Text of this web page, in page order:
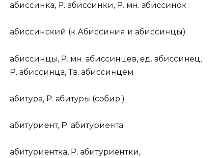
абиссинка, Р. абиссинки, Р. мн. абиссинок
абиссинский (к Абиссиния и абиссинцы)
абиссинцы, Р. мн. абиссинцев, ед. абиссинец,
Р. абиссинца,Тв. абиссинцем
абитура, Р. абитуры (собир.)
абитуриент, Р. абитуриента
абитуриентка, Р. абитуриентки,